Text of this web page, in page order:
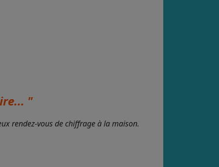
"
rendez-vous de chiffrage à la maison.